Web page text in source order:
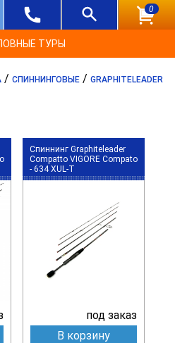
0
ТУРЫ
/ СПИННИНГОВЫЕ / GRAPHITELEADER
Спиннинг Graphiteleader
Compatto VIGORE Compato
- 634 XUL-T
под заказ
В корзину